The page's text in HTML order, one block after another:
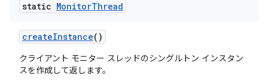
static MonitorThread
createInstance()
クライアント モニター スレッドのシングルトン インスタン
スを作成して返します。